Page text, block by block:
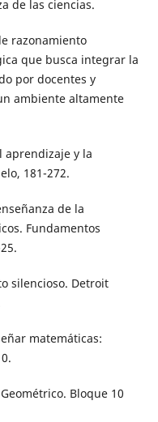
de las ciencias.
razonamiento
que busca integrar la
por docentes y
ambiente altamente
aprendizaje y la
181-272.
de la
Fundamentos
silencioso. Detroit
matemáticas:
Bloque 10